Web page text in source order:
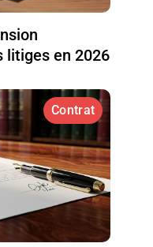
litiges en 2026
Contrat